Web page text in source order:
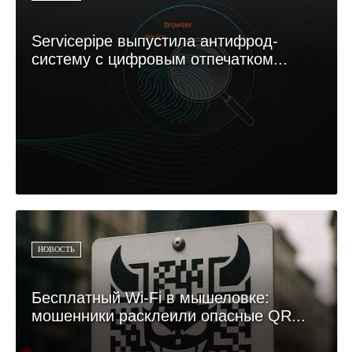
Servicepipe выпустила антифрод-
систему с цифровым отпечатком...
НОВОСТЬ
Бесплатный Wi-Fi в мышеловке:
мошенники расклеили опасные QR...